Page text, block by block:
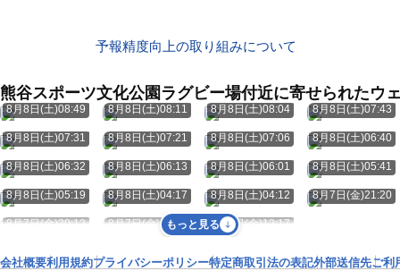
予報精度向上の取り組みについて
熊谷スポーツ文化公園ラグビー場付近に寄せられたウ
8月8日(土)08:49 8月8日(土)08:11 8月8日(土)08:04 8月8日(土)07:43
8月8日(土)07:31 8月8日(土)07:21 8月8日(土)07:06 8月8日(土)06:40
8月8日(土)06:32 8月8日(土)06:13 8月8日(土)06:01 8月8日(土)05:41
8月8日(土)05:19 8月8日(土)04:17 8月8日(土)04:12 8月7日(金)21:20
8月7日(金)20:12 8月7日(金)19:45 8月7日(金)12:17
もっと見る
会社概要利用規約プライバシーポリシー特定商取引法の表記外部送信先ご利